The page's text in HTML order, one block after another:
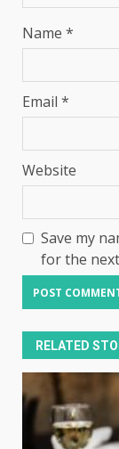
Name *
Email *
Website
Save my
for the
RELATED